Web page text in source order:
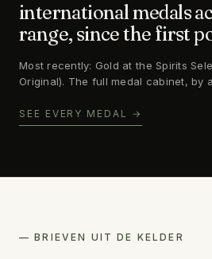
international medals
range, since the first
Most recently: Gold at the Spirits
Original). The full medal cabinet, by
SEE EVERY MEDAL →
— BRIEVEN UIT DE KELDER